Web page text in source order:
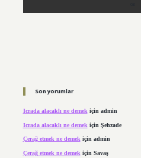
Son yorumlar
Icrada alacaklı ne demek için admin
Icrada alacaklı ne demek için Şehzade
Çerağ etmek ne demekiçin admin
Çerağ etmek ne demek için Savaş